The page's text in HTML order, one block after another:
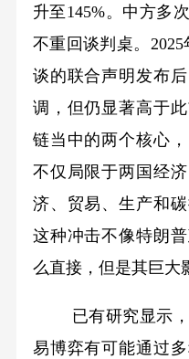
升至145%。中方多
不重回谈判桌。
谈的联合声明发布
调，但仍显著高于
链当中的两个核心
不仅局限于两国经
济、贸易、生产和
这种冲击不像特朗
么直接，但是其巨大
已有研究显示
易博弈有可能通过